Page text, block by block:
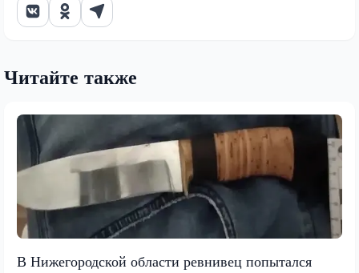
Читайте также
В Нижегородской области ревнивец попытался